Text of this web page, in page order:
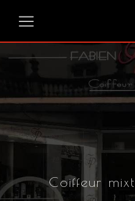
Coiffeur